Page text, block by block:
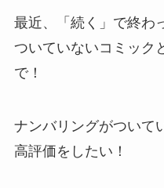
最近、「続く」で終わ
ついていないコミック
で！
ナンバリングがついて
高評価をしたい！